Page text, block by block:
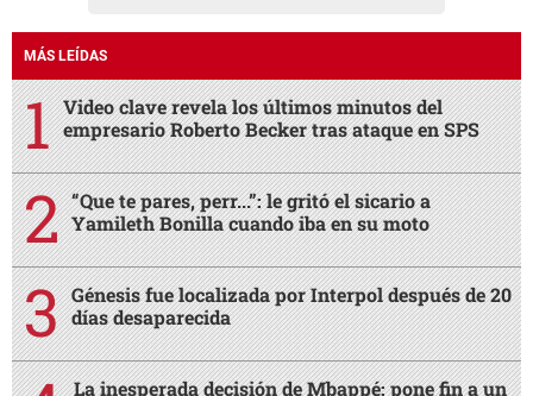
MÁS LEÍDAS
Video clave revela los últimos minutos del
empresario Roberto Becker tras ataque en SPS
“Que te pares, perr...”: le gritó el sicario a
Yamileth Bonilla cuando iba en su moto
Génesis fue localizada por Interpol después de 20
días desaparecida
La inesperada decisión de Mbappé: pone fin a un